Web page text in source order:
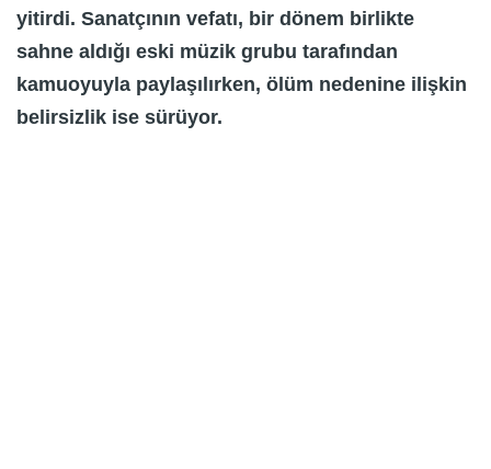
yitirdi. Sanatçının vefatı, bir dönem birlikte
sahne aldığı eski müzik grubu tarafından
kamuoyuyla paylaşılırken, ölüm nedenine ilişkin
belirsizlik ise sürüyor.